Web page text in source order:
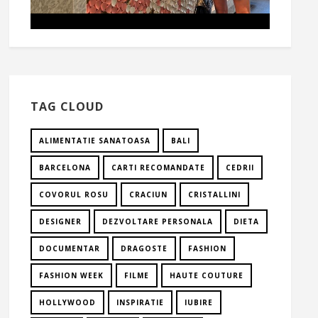
TAG CLOUD
ALIMENTATIE SANATOASA BALI
BARCELONA CARTI RECOMANDATE CEDRII
COVORUL ROSU CRACIUN CRISTALLINI
DESIGNER DEZVOLTARE PERSONALA DIETA
DOCUMENTAR DRAGOSTE FASHION
FASHION WEEK FILME HAUTE COUTURE
HOLLYWOOD INSPIRATIE IUBIRE